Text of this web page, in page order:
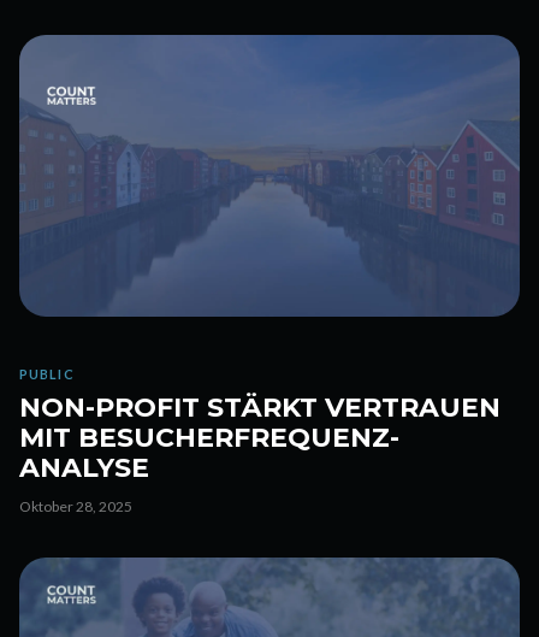
PUBLIC
NON-PROFIT STÄRKT VERTRAUEN
MIT BESUCHERFREQUENZ-
ANALYSE
Oktober 28, 2025